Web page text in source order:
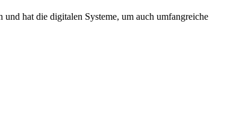
hat die digitalen Systeme, um auch umfangreiche